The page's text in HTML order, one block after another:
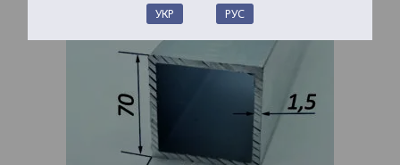
УКР РУС